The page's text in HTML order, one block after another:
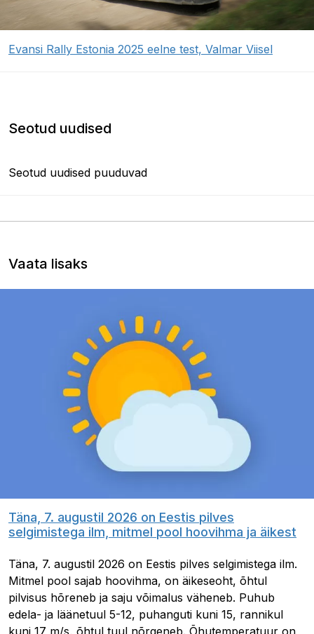
Evansi Rally Estonia 2025 eelne test, Valmar Viisel
Seotud uudised
Seotud uudised puuduvad
Vaata lisaks
Täna, 7. augustil 2026 on Eestis pilves
selgimistega ilm, mitmel pool hoovihma ja äikest
Täna, 7. augustil 2026 on Eestis pilves selgimistega ilm.
Mitmel pool sajab hoovihma, on äikeseoht, õhtul
pilvisus hõreneb ja saju võimalus väheneb. Puhub
edela- ja läänetuul 5-12, puhanguti kuni 15, rannikul
kuni 17 m/s, õhtul tuul nõrgeneb. Õhutemperatuur on